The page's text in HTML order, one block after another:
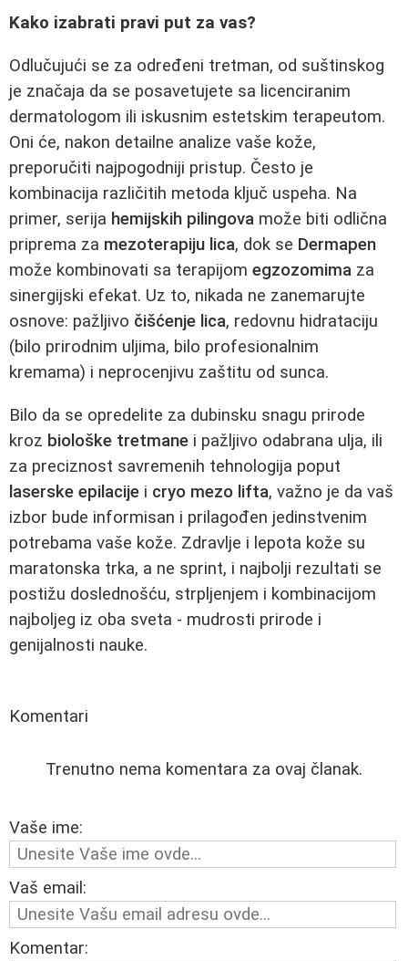
Kako izabrati pravi put za vas?
Odlučujući se za određeni tretman, od suštinskog
je značaja da se posavetujete sa licenciranim
dermatologom ili iskusnim estetskim terapeutom.
Oni će, nakon detailne analize vaše kože,
preporučiti najpogodniji pristup. Često je
kombinacija različitih metoda ključ uspeha. Na
primer, serija hemijskih pilingova može biti odlična
priprema za mezoterapiju lica, dok se Dermapen
može kombinovati sa terapijom egzozomima za
sinergijski efekat. Uz to, nikada ne zanemarujte
osnove: pažljivo čišćenje lica, redovnu hidrataciju
(bilo prirodnim uljima, bilo profesionalnim
kremama) i neprocenjivu zaštitu od sunca.
Bilo da se opredelite za dubinsku snagu prirode
kroz biološke tretmane i pažljivo odabrana ulja, ili
za preciznost savremenih tehnologija poput
laserske epilacije i cryo mezo lifta, važno je da vaš
izbor bude informisan i prilagođen jedinstvenim
potrebama vaše kože. Zdravlje i lepota kože su
maratonska trka, a ne sprint, i najbolji rezultati se
postižu doslednošću, strpljenjem i kombinacijom
najboljeg iz oba sveta - mudrosti prirode i
genijalnosti nauke.
Komentari
Trenutno nema komentara za ovaj članak.
Vaše ime:
Vaš email:
Komentar: